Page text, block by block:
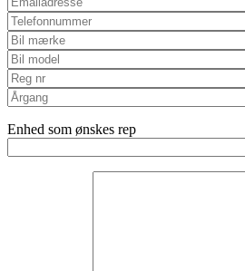
Enhed som ønskes rep